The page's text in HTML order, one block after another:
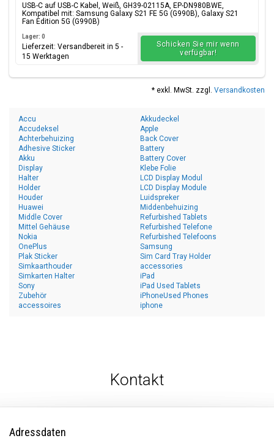
USB-C auf USB-C Kabel, Weiß, GH39-02115A, EP-DN980BWE,
Kompatibel mit: Samsung Galaxy S21 FE 5G (G990B), Galaxy S21
Fan Edition 5G (G990B)
Lager: 0
Lieferzeit: Versandbereit in 5 -
15 Werktagen
Schicken Sie mir wenn
verfügbar!
* exkl. MwSt. zzgl. Versandkosten
Accu
Accudeksel
Achterbehuizing
Adhesive Sticker
Akku
Akkudeckel
Apple
Back Cover
Battery
Battery Cover
Display
Halter
Holder
Houder
Huawei
Klebe Folie
LCD Display Modul
LCD Display Module
Luidspreker
Middenbehuizing
Middle Cover
Mittel Gehäuse
Nokia
OnePlus
Plak Sticker
Refurbished Tablets
Refurbished Telefone
Refurbished Telefoons
Samsung
Sim Card Tray Holder
Simkaarthouder
Simkarten Halter
Sony
Zubehör
accessoires
accessories
iPad
iPad Used Tablets
iPhoneUsed Phones
iphone
Kontakt
Adressdaten